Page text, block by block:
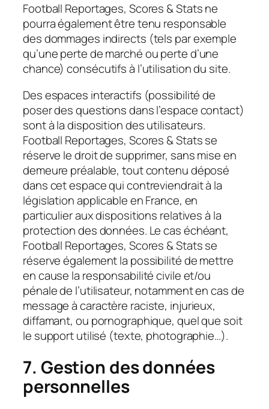
Football Reportages, Scores & Stats ne
pourra également être tenu responsable
des dommages indirects (tels par exemple
qu’une perte de marché ou perte d’une
chance) consécutifs à l’utilisation du site.
Des espaces interactifs (possibilité de
poser des questions dans l’espace contact)
sont à la disposition des utilisateurs.
Football Reportages, Scores & Stats se
réserve le droit de supprimer, sans mise en
demeure préalable, tout contenu déposé
dans cet espace qui contreviendrait à la
législation applicable en France, en
particulier aux dispositions relatives à la
protection des données. Le cas échéant,
Football Reportages, Scores & Stats se
réserve également la possibilité de mettre
en cause la responsabilité civile et/ou
pénale de l’utilisateur, notamment en cas de
message à caractère raciste, injurieux,
diffamant, ou pornographique, quel que soit
le support utilisé (texte, photographie…).
7. Gestion des données
personnelles